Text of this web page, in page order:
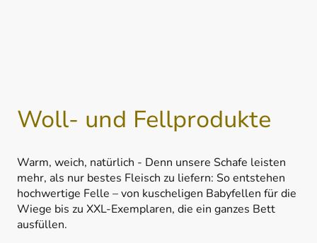
Woll- und Fellprodukte
Warm, weich, natürlich - Denn unsere Schafe leisten
mehr, als nur bestes Fleisch zu liefern: So entstehen
hochwertige Felle – von kuscheligen Babyfellen für die
Wiege bis zu XXL-Exemplaren, die ein ganzes Bett
ausfüllen.